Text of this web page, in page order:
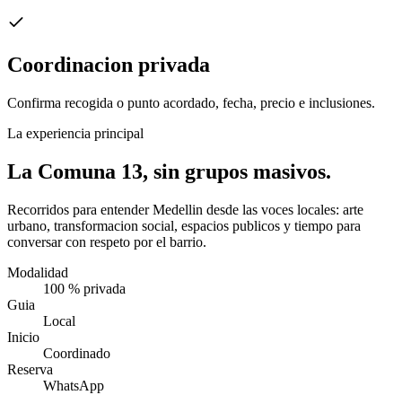
Coordinacion privada
Confirma recogida o punto acordado, fecha, precio e inclusiones.
La experiencia principal
La Comuna 13, sin grupos masivos.
Recorridos para entender Medellin desde las voces locales: arte
urbano, transformacion social, espacios publicos y tiempo para
conversar con respeto por el barrio.
Modalidad
100 % privada
Guia
Local
Inicio
Coordinado
Reserva
WhatsApp